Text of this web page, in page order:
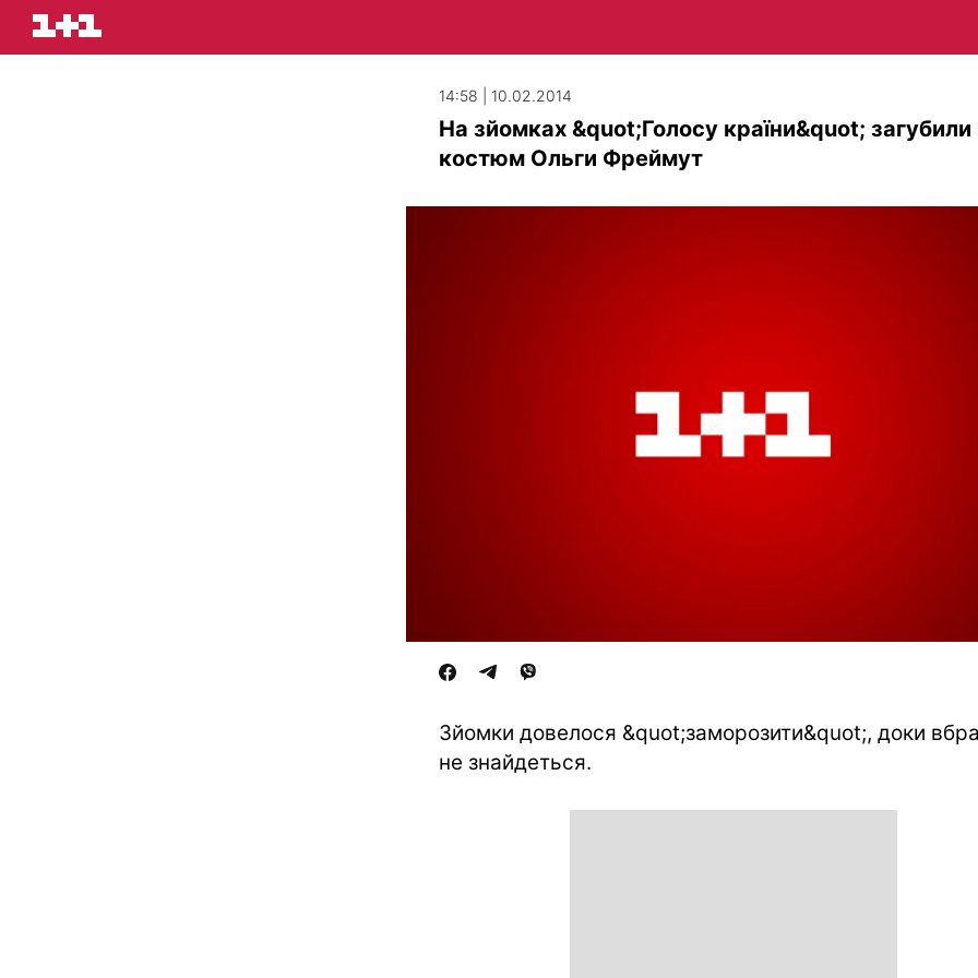
14:58 | 10.02.2014
На зйомках &quot;Голосу країни&quot; загубили
костюм Ольги Фреймут
Зйомки довелося &quot;заморозити&quot;, доки
не знайдеться.